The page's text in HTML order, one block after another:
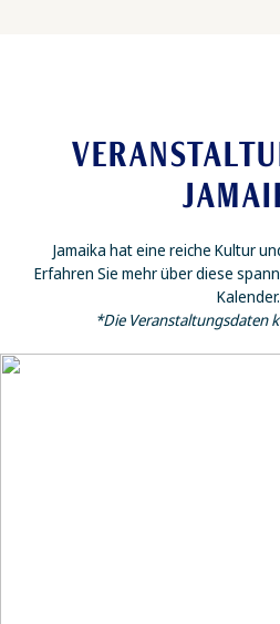
Jamaika hat eine reiche Kultur
Erfahren Sie mehr über diese
Kalender.
*Die Veranstaltungsdaten